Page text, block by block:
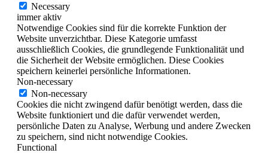
Necessary
immer aktiv
Notwendige Cookies sind für die korrekte Funktion der
Website unverzichtbar. Diese Kategorie umfasst
ausschließlich Cookies, die grundlegende Funktionalität und
die Sicherheit der Website ermöglichen. Diese Cookies
speichern keinerlei persönliche Informationen.
Non-necessary
Non-necessary
Cookies die nicht zwingend dafür benötigt werden, dass die
Website funktioniert und die dafür verwendet werden,
persönliche Daten zu Analyse, Werbung und andere Zwecken
zu speichern, sind nicht notwendige Cookies.
Functional